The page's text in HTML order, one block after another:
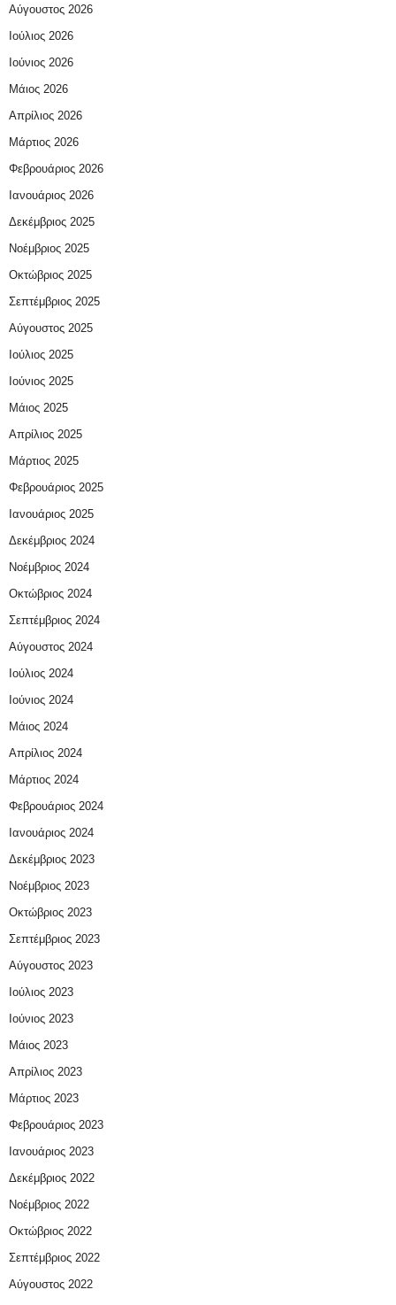
Αύγουστος 2026
Ιούλιος 2026
Ιούνιος 2026
Μάιος 2026
Απρίλιος 2026
Μάρτιος 2026
Φεβρουάριος 2026
Ιανουάριος 2026
Δεκέμβριος 2025
Νοέμβριος 2025
Οκτώβριος 2025
Σεπτέμβριος 2025
Αύγουστος 2025
Ιούλιος 2025
Ιούνιος 2025
Μάιος 2025
Απρίλιος 2025
Μάρτιος 2025
Φεβρουάριος 2025
Ιανουάριος 2025
Δεκέμβριος 2024
Νοέμβριος 2024
Οκτώβριος 2024
Σεπτέμβριος 2024
Αύγουστος 2024
Ιούλιος 2024
Ιούνιος 2024
Μάιος 2024
Απρίλιος 2024
Μάρτιος 2024
Φεβρουάριος 2024
Ιανουάριος 2024
Δεκέμβριος 2023
Νοέμβριος 2023
Οκτώβριος 2023
Σεπτέμβριος 2023
Αύγουστος 2023
Ιούλιος 2023
Ιούνιος 2023
Μάιος 2023
Απρίλιος 2023
Μάρτιος 2023
Φεβρουάριος 2023
Ιανουάριος 2023
Δεκέμβριος 2022
Νοέμβριος 2022
Οκτώβριος 2022
Σεπτέμβριος 2022
Αύγουστος 2022